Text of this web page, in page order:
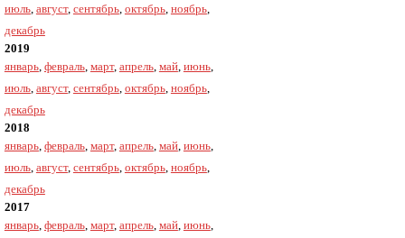
июль, август, сентябрь, октябрь, ноябрь,
декабрь
2019
январь, февраль, март, апрель, май, июнь,
июль, август, сентябрь, октябрь, ноябрь,
декабрь
2018
январь, февраль, март, апрель, май, июнь,
июль, август, сентябрь, октябрь, ноябрь,
декабрь
2017
январь, февраль, март, апрель, май, июнь,